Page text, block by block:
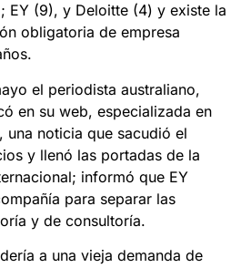
EY (9), y Deloitte (4) y existe la
obligatoria de empresa
el periodista australiano,
en su web, especializada en
una noticia que sacudió el
y llenó las portadas de la
informó que EY
para separar las
y de consultoría.
a una vieja demanda de